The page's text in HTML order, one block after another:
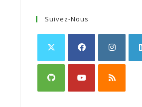
Suivez-Nous